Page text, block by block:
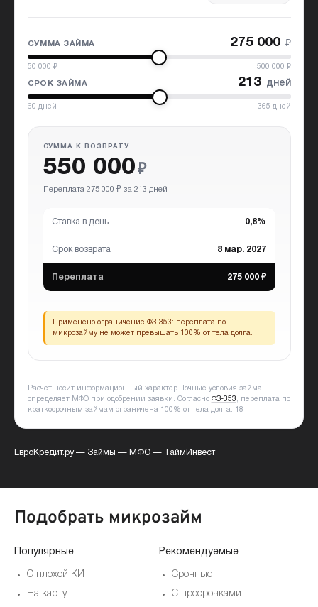
СУММА ЗАЙМА 275 000 ₽
50 000 ₽ 500 000 ₽
СРОК ЗАЙМА 213 дней
60 дней 365 дней
СУММА К ВОЗВРАТУ
550 000 ₽
Переплата 275 000 ₽ за 213 дней
Ставка в день 0,8%
Срок возврата 8 мар. 2027
Переплата 275 000 ₽
Применено ограничение ФЗ-353:
переплата по
микрозайму не может превышать 100% от тела долга.
Расчёт носит информационный характер. Точные условия займа
определяет МФО при одобрении заявки. Согласно ФЗ-353 , переплата по
краткосрочным займам ограничена 100% от тела долга.
18+
ЕвроКредит.ру— Займы — МФО — ТаймИнвест
Подобрать микрозайм
Популярные
С плохой КИ
На карту
Рекомендуемые
Срочные
С просрочками